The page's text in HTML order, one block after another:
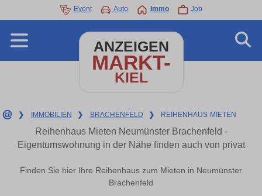
Event Auto Immo Job
ANZEIGEN
MARKT-
KIEL
❯ IMMOBILIEN ❯ BRACHENFELD ❯ REIHENHAUS-MIETEN
Reihenhaus Mieten Neumünster Brachenfeld -
Eigentumswohnung in der Nähe finden auch von privat
Finden Sie hier Ihre Reihenhaus zum Mieten in Neumünster
Brachenfeld